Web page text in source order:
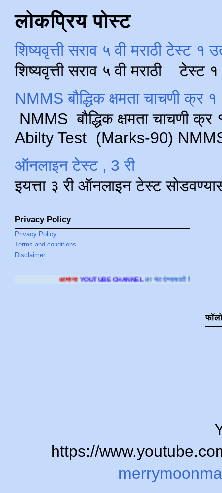
लोकप्रिय पोस्ट
शिष्यवृत्ती सराव ५ वी मराठी टेस्ट १
शिष्यवृत्ती सराव ५ वी मराठी टेस्ट
NMMS बौद्धिक क्षमता चाचणी क्र
NMMS बौद्धिक क्षमता चाचणी
Abilty Test (Marks-90) NMMS
ऑनलाइन टेस्ट , 3 री
इयत्ता ३ री ऑनलाइन टेस्ट
Privacy Policy
Privacy Policy
Terms and conditions
Disclaimer
YOUTUBE CHANNELला भेट देण्यासाठी क्लिक करा.
https://